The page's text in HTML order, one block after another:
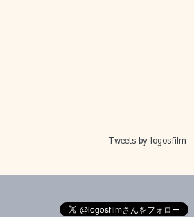
Tweets by logosfilm